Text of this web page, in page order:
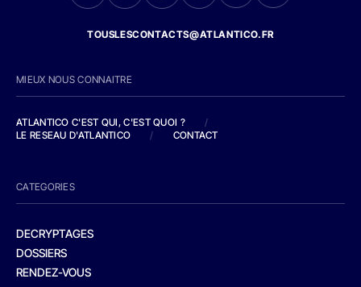
TOUSLESCONTACTS@ATLANTICO.FR
MIEUX NOUS CONNAITRE
ATLANTICO C'EST QUI, C'EST QUOI ?
/
LE RESEAU D'ATLANTICO
/ CONTACT
CATEGORIES
DECRYPTAGES
DOSSIERS
RENDEZ-VOUS